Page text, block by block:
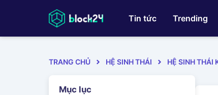
Tin tức Trending
TRANG CHỦ HỆ SINH THÁI HỆ SINH THÁI
Mục lục